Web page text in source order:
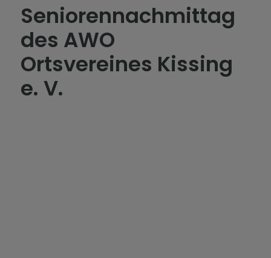
Seniorennachmittag
des AWO
Ortsvereines Kissing
e. V.